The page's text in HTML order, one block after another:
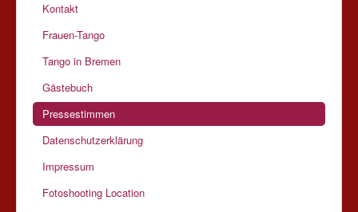
Kontakt
Frauen-Tango
Tango in Bremen
Gästebuch
Pressestimmen
Datenschutzerklärung
Impressum
Fotoshooting Location